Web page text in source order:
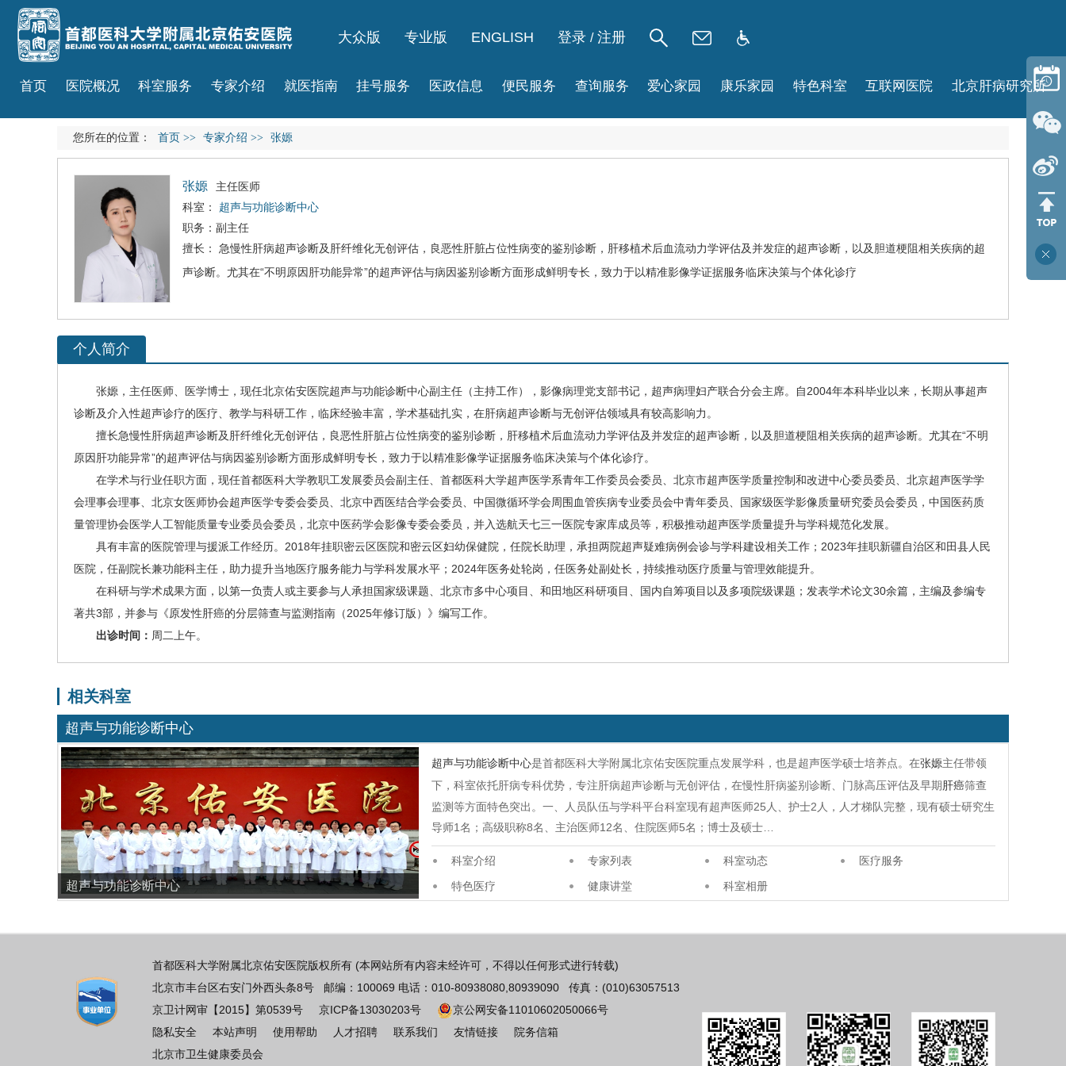
大众版 专业版 ENGLISH 登录 / 注册
首页 医院概况 科室服务 专家介绍 就医指南 挂号服务 医政信息 便民服务 查询服务 爱心家园 康乐家园 特色科室 互联网医院 北京肝病研究所
您所在的位置： 首页 >> 专家介绍 >> 张嫄
张嫄
主任医师
科室： 超声与功能诊断中心
职务：副主任
擅长： 急慢性肝病超声诊断及肝纤维化无创评估，良恶性肝脏占位性病变的鉴别诊断，肝移植术后血流动力学评估及并发症的超声诊断，以及胆道梗阻相关疾病的超
声诊断。尤其在“不明原因肝功能异常”的超声评估与病因鉴别诊断方面形成鲜明专长，致力于以精准影像学证据服务临床决策与个体化诊疗
个人简介
张嫄 ，主任医师、医学博士，现任北京佑安医院超声与功能诊断中心副主任（主持工作），影像病理党支部书记，超声病理妇产联合分会主席。自2004年本科毕业以来，长期从事超声
诊断及介入性超声诊疗的医疗、教学与科研工作，临床经验丰富，学术基础扎实，在肝病超声诊断与无创评估领域具有较高影响力。
擅长急慢性肝病超声诊断及肝纤维化无创评估，良恶性肝脏占位性病变的鉴别诊断，肝移植术后血流动力学评估及并发症的超声诊断，以及胆道梗阻相关疾病的超声诊断。尤其在“不明
原因肝功能异常”的超声评估与病因鉴别诊断方面形成鲜明专长，致力于以精准影像学证据服务临床决策与个体化诊疗。
在学术与行业任职方面，现任首都医科大学教职工发展委员会副主任、首都医科大学超声医学系青年工作委员会委员、北京市超声医学质量控制和改进中心委员委员、北京超声医学学
会理事会理事、北京女医师协会超声医学专委会委员、北京中西医结合学会委员、中国微循环学会周围血管疾病专业委员会中青年委员、国家级医学影像质量研究委员会委员，中国医药质
量管理协会医学人工智能质量专业委员会委员，北京中医药学会影像专委会委员，并入选航天七三一医院专家库成员等，积极推动超声医学质量提升与学科规范化发展。
具有丰富的医院管理与援派工作经历。2018年挂职密云区医院和密云区妇幼保健院，任院长助理，承担两院超声疑难病例会诊与学科建设相关工作；2023年挂职新疆自治区和田县人民
医院，任副院长兼功能科主任，助力提升当地医疗服务能力与学科发展水平；2024年医务处轮岗，任医务处副处长，持续推动医疗质量与管理效能提升。
在科研与学术成果方面，以第一负责人或主要参与人承担国家级课题、北京市多中心项目、和田地区科研项目、国内自筹项目以及多项院级课题；发表学术论文30余篇，主编及参编专
著共3部，并参与《原发性肝癌的分层筛查与监测指南（2025年修订版）》编写工作。
出诊时间： 周二上午。
相关科室
超声与功能诊断中心
超声与功能诊断中心
超声与功能诊断中心是首都医科大学附属北京佑安医院重点发展学科，也是超声医学硕士培养点。在张嫄主任带领
下，科室依托肝病专科优势，专注肝病超声诊断与无创评估，在慢性肝病鉴别诊断、门脉高压评估及早期肝癌筛查
监测等方面特色突出。一、人员队伍与学科平台科室现有超声医师25人、护士2人，人才梯队完整，现有硕士研究生
导师1名；高级职称8名、主治医师12名、住院医师5名；博士及硕士…
科室介绍 专家列表 科室动态
医疗服务
特色医疗
健康讲堂 科室相册
首都医科大学附属北京佑安医院版权所有 (本网站所有内容未经许可，不得以任何形式进行转载)
北京市丰台区右安门外西头条8号 邮编：100069 电话：010-80938080,80939090 传真：(010)63057513
京卫计网审【2015】第0539号 京ICP备13030203号
京公网安备11010602050066号
隐私安全
本站声明 使用帮助 人才招聘 联系我们 友情链接
院务信箱
北京市卫生健康委员会